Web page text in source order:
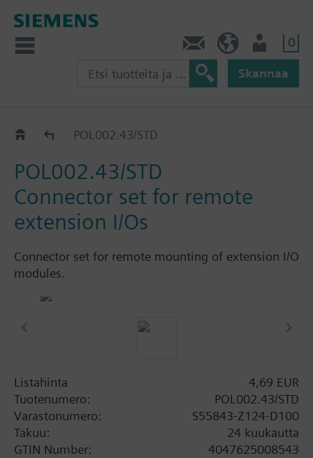
0
Skannaa
KatalogiPOL002.43/STD
POL002.43/STD
Connector set for remote
extension I/Os
Connector set for remote mounting of extension I/O
modules.
Listahinta
4,69 EUR
Tuotenumero:
POL002.43/STD
Varastonumero:
S55843-Z124-D100
Takuu:
24 kuukautta
GTIN Number:
4047625008543